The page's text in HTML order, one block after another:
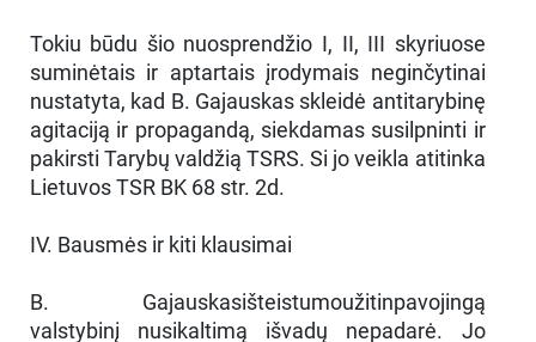
Tokiu būdu šio nuosprendžio I, II, III skyriuose
suminėtais ir aptartais įrodymais neginčytinai
nustatyta, kad B. Gajauskas skleidė antitarybinę
agitaciją ir propagandą, siekdamas susilpninti ir
pakirsti Tarybų valdžią TSRS. Si jo veikla atitinka
Lietuvos TSR BK 68 str. 2d.
IV. Bausmės ir kiti klausimai
B. Gajauskasišteistumoužitinpavojingą
valstybinį nusikaltimą išvadų nepadarė. Jo